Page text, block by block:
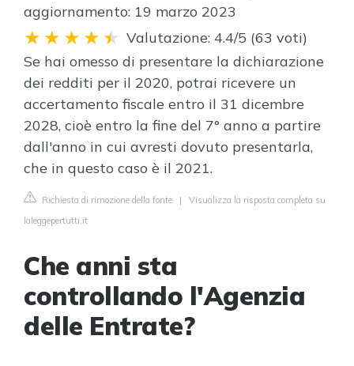
aggiornamento: 19 marzo 2023
Valutazione: 4.4/5 (63 voti)
Se hai omesso di presentare la dichiarazione
dei redditi per il 2020, potrai ricevere un
accertamento fiscale entro il 31 dicembre
2028, cioè entro la fine del 7° anno a partire
dall'anno in cui avresti dovuto presentarla,
che in questo caso è il 2021.
Richiesta di rimozione della fonte | Visualizza la risposta completa su
laleggepertutti.it
Che anni sta
controllando l'Agenzia
delle Entrate?